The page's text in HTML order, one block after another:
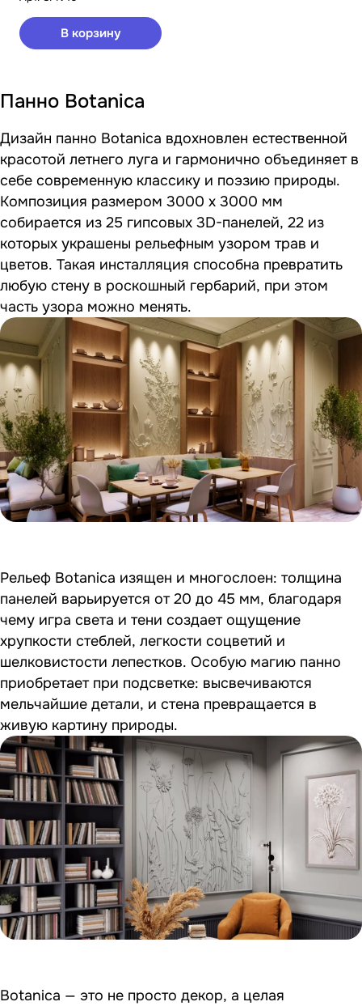
В корзину
Панно Botanica
Дизайн панно Botanica вдохновлен естественной
красотой летнего луга и гармонично объединяет в
себе современную классику и поэзию природы.
Композиция размером 3000 х 3000 мм
собирается из 25 гипсовых 3D-панелей, 22 из
которых украшены рельефным узором трав и
цветов. Такая инсталляция способна превратить
любую стену в роскошный гербарий, при этом
часть узора можно менять.
Рельеф Botanica изящен и многослоен: толщина
панелей варьируется от 20 до 45 мм, благодаря
чему игра света и тени создает ощущение
хрупкости стеблей, легкости соцветий и
шелковистости лепестков. Особую магию панно
приобретает при подсветке: высвечиваются
мельчайшие детали, и стена превращается в
живую картину природы.
Botanica — это не просто декор, а целая